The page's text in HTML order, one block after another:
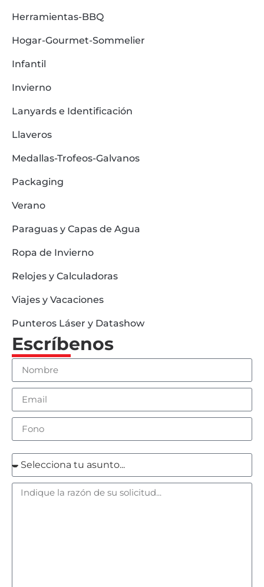
Herramientas-BBQ
Hogar-Gourmet-Sommelier
Infantil
Invierno
Lanyards e Identificación
Llaveros
Medallas-Trofeos-Galvanos
Packaging
Verano
Paraguas y Capas de Agua
Ropa de Invierno
Relojes y Calculadoras
Viajes y Vacaciones
Punteros Láser y Datashow
Escríbenos